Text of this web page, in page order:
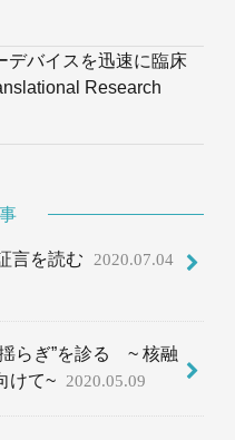
デバイスを迅速に臨床
Research
言を読む 2020.07.04
らぎ”を診る ~ 核融
けて~ 2020.05.09